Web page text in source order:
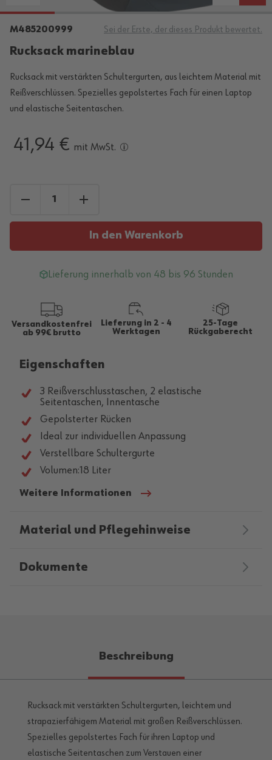
M485200999 Sei der Erste, der dieses Produkt bewertet.
Rucksack marineblau
Rucksack mit verstärkten Schultergurten, aus leichtem Material mit
Reißverschlüssen. Spezielles gepolstertes Fach für einen Laptop
und elastische Seitentaschen.
41,94 € mit MwSt.
In den Warenkorb
Lieferung innerhalb von 48 bis 96 Stunden
Versandkostenfrei
ab 99€ brutto
Lieferung in 2 - 4
Werktagen
25-Tage
Rückgaberecht
Eigenschaften
3 Reißverschlusstaschen, 2 elastische
Seitentaschen, Innentasche
Gepolsterter Rücken
Ideal zur individuellen Anpassung
Verstellbare Schultergurte
Volumen:18 Liter
Weitere Informationen
Material und Pflegehinweise
Dokumente
Beschreibung
Rucksack mit verstärkten Schultergurten, leichtem und
strapazierfähigem Material mit großen Reißverschlüssen.
Spezielles gepolstertes Fach für ihren Laptop und
elastische Seitentaschen zum Verstauen einer